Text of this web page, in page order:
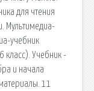
для чтения
Мультимедиа-
учебник
класс). Учебник -
и начала
11